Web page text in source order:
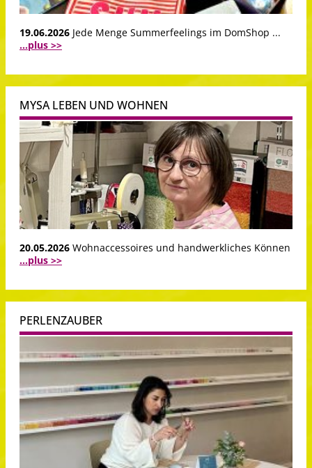
19.06.2026 Jede Menge Summerfeelings im DomShop ...
...plus >>
MYSA LEBEN UND WOHNEN
20.05.2026 Wohnaccessoires und handwerkliches Können
...plus >>
PERLENZAUBER